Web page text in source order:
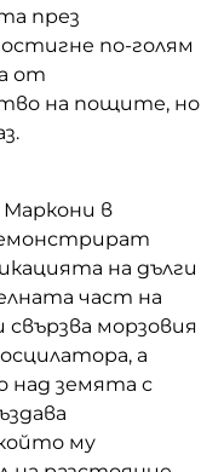
през
по-голям
от
на пощите, но
в
на дълги
част на
морзовия
а
над земята с
му